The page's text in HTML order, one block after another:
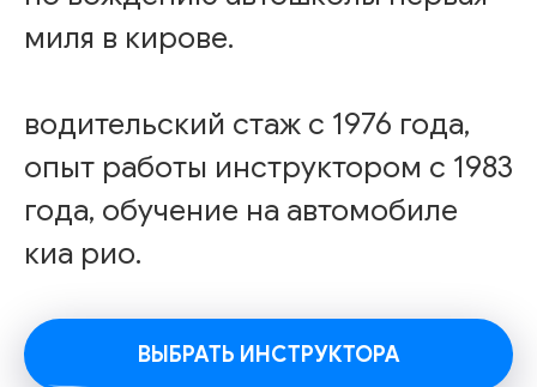
миля в кирове.
водительский стаж с 1976 года,
опыт работы инструктором с 1983
года, обучение на автомобиле
киа рио.
ВЫБРАТЬ ИНСТРУКТОРА